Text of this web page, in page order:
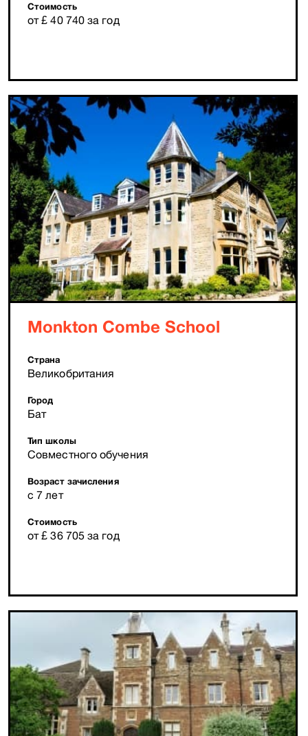
Стоимость
от £ 40 740 за год
Monkton Combe School
Страна
Великобритания
Город
Бат
Тип школы
Совместного обучения
Возраст зачисления
с 7 лет
Стоимость
от £ 36 705 за год